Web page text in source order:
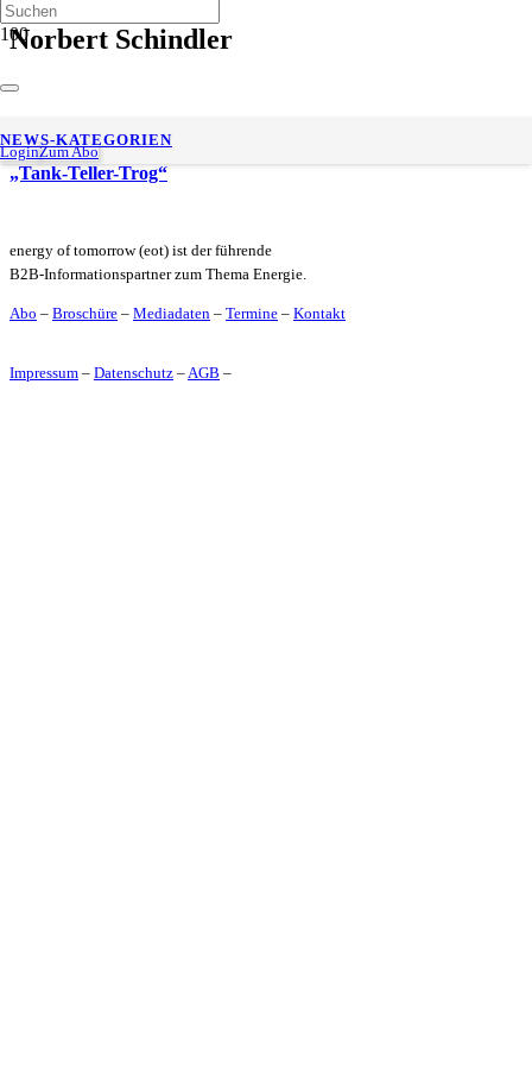
LoginZum Abo
NEWS-KATEGORIEN
Norbert Schindler
Biokraftstoffe sichern Energie- und Ernährungssicherheit und
sorgen für Klimaschutz im Verkehr – Kein Gegensatz von
„Tank-Teller-Trog“
energy of tomorrow (eot) ist der führende
B2B-Informationspartner zum Thema Energie.
Abo – Broschüre – Mediadaten – Termine – Kontakt
Impressum – Datenschutz –AGB –